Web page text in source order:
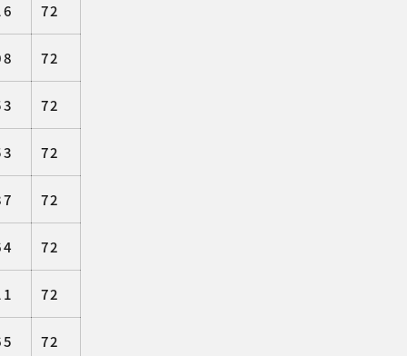
72
72
72
72
72
72
72
72